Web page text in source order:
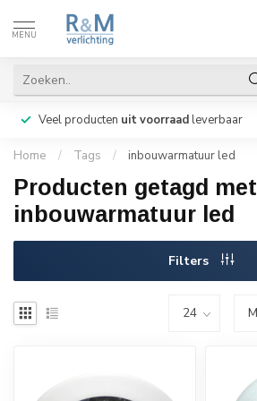
MENU
Veel producten uit voorraadleverbaar
Home / Tags / inbouwarmatuur led
Producten getagd met
inbouwarmatuur led
Filters